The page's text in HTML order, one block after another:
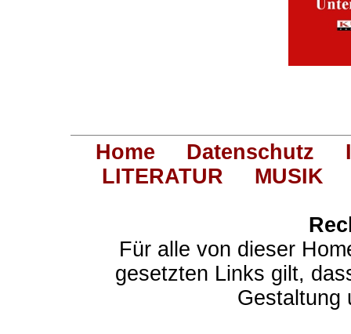
Home Datenschutz
LITERATUR
MUSIK
Für alle von dieser
gesetzten Links gilt,
Gestaltung